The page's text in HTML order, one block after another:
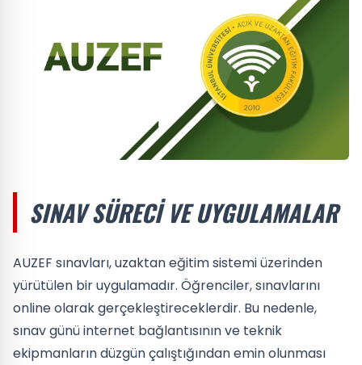
SINAV SÜRECI VE UYGULAMALAR
AUZEF sınavları, uzaktan eğitim sistemi üzerinden
yürütülen bir uygulamadır. Öğrenciler, sınavlarını
online olarak gerçekleştireceklerdir. Bu nedenle,
sınav günü internet bağlantısının ve teknik
ekipmanların düzgün çalıştığından emin olunması